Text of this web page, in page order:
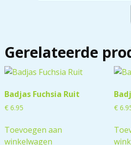
Gerelateerde
Badjas Fuchsia Ruit
€6.95
Toevoegen aan
winkelwagen
€